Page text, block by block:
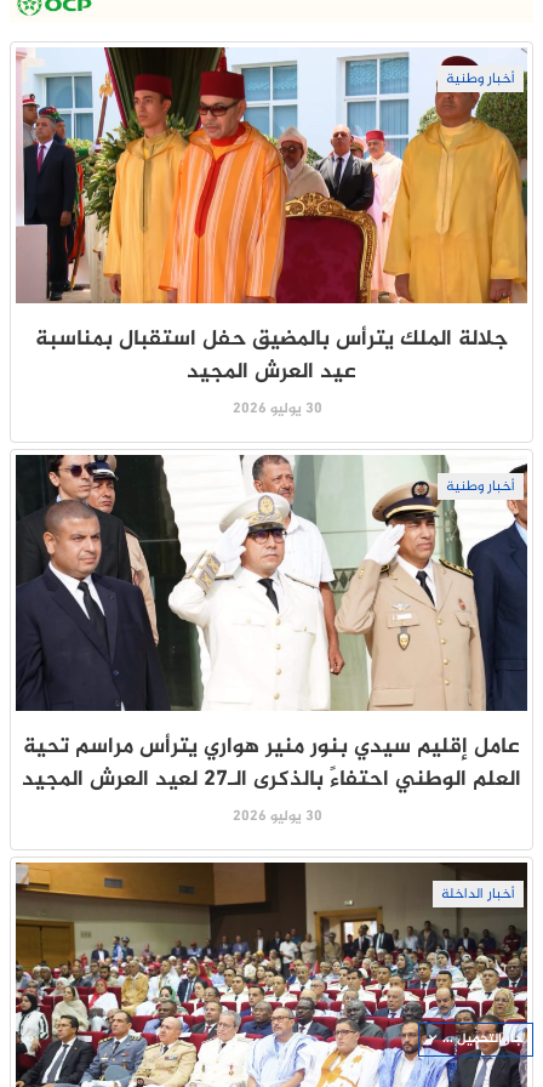
أخبار وطنية
جلالة الملك يترأس بالمضيق حفل استقبال بمناسبة
عيد العرش المجيد
30 يوليو 2026
أخبار وطنية
عامل إقليم سيدي بنور منير هواري يترأس مراسم تحية
العلم الوطني احتفاءً بالذكرى الـ27 لعيد العرش المجيد
30 يوليو 2026
أخبار الداخلة
جار التحميل ...